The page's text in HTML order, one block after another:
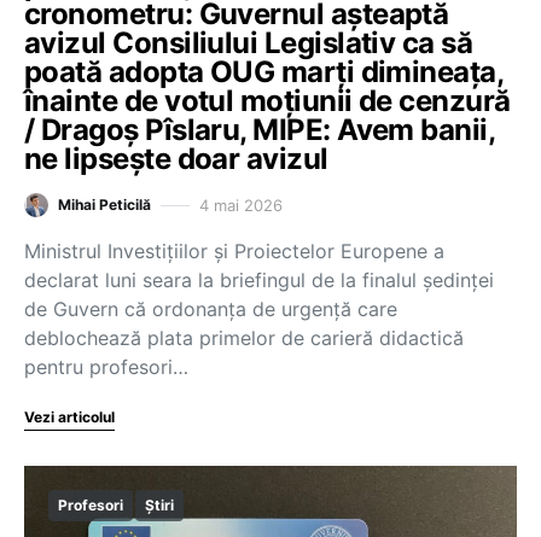
cronometru: Guvernul așteaptă
avizul Consiliului Legislativ ca să
poată adopta OUG marți dimineața,
înainte de votul moțiunii de cenzură
/ Dragoș Pîslaru, MIPE: Avem banii,
ne lipsește doar avizul
Mihai Peticilă 4 mai 2026
Ministrul Investițiilor și Proiectelor Europene a
declarat luni seara la briefingul de la finalul ședinței
de Guvern că ordonanța de urgență care
deblochează plata primelor de carieră didactică
pentru profesori…
Vezi articolul
Profesori Știri